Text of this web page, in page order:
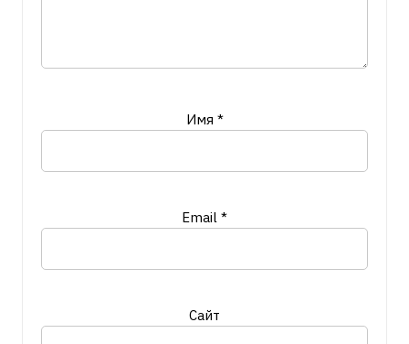
Имя *
Email *
Сайт